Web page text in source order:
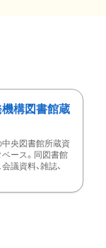
構図書館蔵
央図書館所蔵資
ース。同図書館
議資料、雑誌、